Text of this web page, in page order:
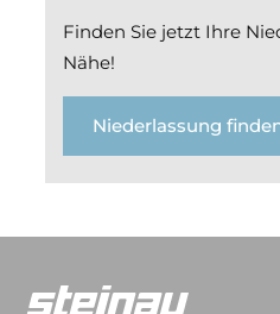
Finden Sie jetzt Ihre
Nähe!
Niederlassung